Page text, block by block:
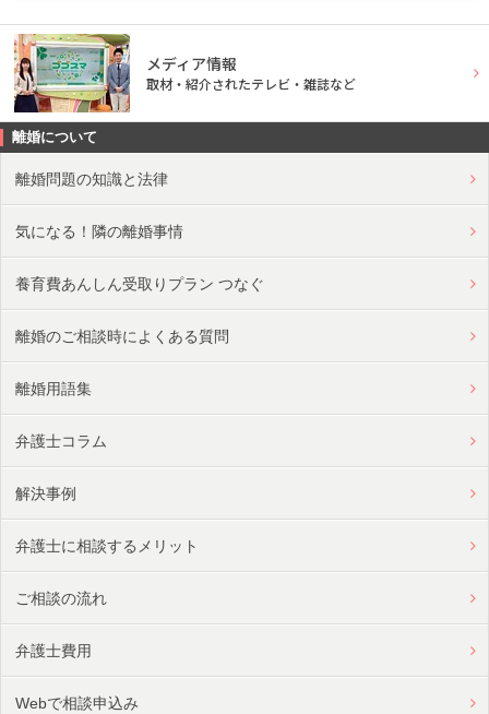
メディア情報
取材・紹介されたテレビ・雑誌など
離婚について
離婚問題の知識と法律
気になる！隣の離婚事情
養育費あんしん受取りプラン つなぐ
離婚のご相談時によくある質問
離婚用語集
弁護士コラム
解決事例
弁護士に相談するメリット
ご相談の流れ
弁護士費用
Webで相談申込み